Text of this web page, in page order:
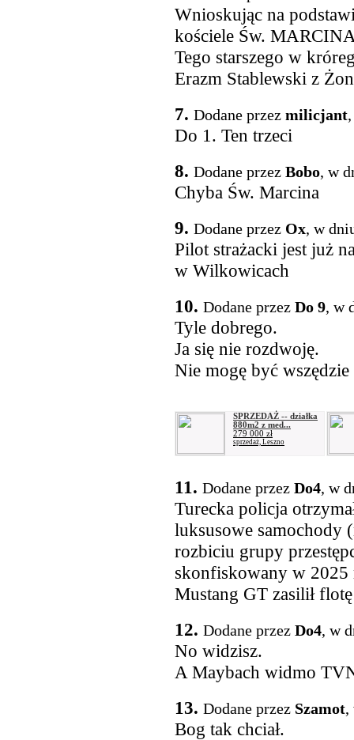
Wnioskując na
kościele Św.
Tego starszego w
Erazm Stablewski z
7. Dodane przez milicjant
Do 1. Ten trzeci
8. Dodane przez Bobo, w
Chyba Św. Marcina
9. Dodane przez Ox, w
Pilot strażacki jest już
w Wilkowicach
10. Dodane przez Do 9, w
Tyle dobrego.
Ja się nie rozdwoję.
Nie mogę być wszędzie
SPRZEDAŻ -- działka
880m2 z med...
279 000 zł
sprzedaż, Leszno
11. Dodane przez Do4, w
Turecka policja
luksusowe samochody
rozbiciu grupy
skonfiskowany w
Mustang GT zasilił
12. Dodane przez Do4, w
No widzisz.
A Maybach widmo
13. Dodane przez Szamot,
Bog tak chciał.